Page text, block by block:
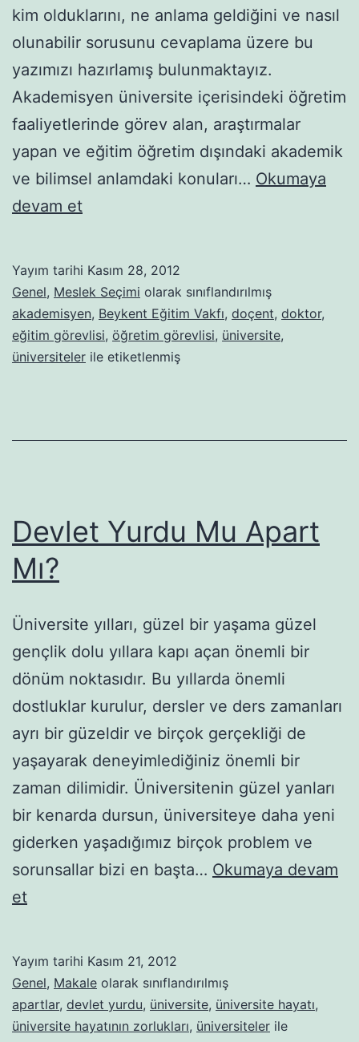
kim olduklarını, ne anlama geldiğini ve nasıl
olunabilir sorusunu cevaplama üzere bu
yazımızı hazırlamış bulunmaktayız.
Akademisyen üniversite içerisindeki öğretim
faaliyetlerinde görev alan, araştırmalar
yapan ve eğitim öğretim dışındaki akademik
ve bilimsel anlamdaki konuları… Okumaya
devam etAkademisyen
Yayım tarihi Kasım 28, 2012
Genel, Meslek Seçimi olarak sınıflandırılmış
akademisyen, Beykent Eğitim Vakfı, doçent, doktor,
eğitim görevlisi, öğretim görevlisi, üniversite,
üniversiteler ile etiketlenmiş
Devlet Yurdu Mu Apart
Mı?
Üniversite yılları, güzel bir yaşama güzel
gençlik dolu yıllara kapı açan önemli bir
dönüm noktasıdır. Bu yıllarda önemli
dostluklar kurulur, dersler ve ders zamanları
ayrı bir güzeldir ve birçok gerçekliği de
yaşayarak deneyimlediğiniz önemli bir
zaman dilimidir. Üniversitenin güzel yanları
bir kenarda dursun, üniversiteye daha yeni
giderken yaşadığımız birçok problem ve
sorunsallar bizi en başta… Okumaya devam
etDevlet
Apart
Mı?
Yayım tarihi Kasım 21, 2012
Genel, Makale olarak sınıflandırılmış
apartlar, devlet yurdu, üniversite, üniversite hayatı,
üniversite hayatının zorlukları, üniversiteler ile